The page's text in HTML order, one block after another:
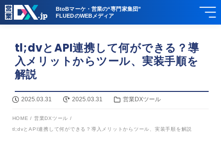
BtoBマーケ・営業の“専門家集団”
FLUEDのWEBメディア
tl;dvとAPI連携して何ができる？導
入メリットからツール、実装手順を
解説
2025.03.31 2025.03.31 営業DXツール
HOME / 営業DXツール /
tl;dvとAPI連携して何ができる？導入メリットからツール、実装手順を解説